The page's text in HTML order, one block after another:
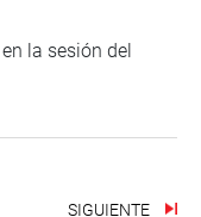
la sesión del
SIGUIENTE